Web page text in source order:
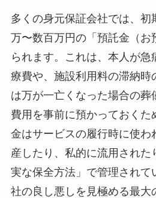
多くの身元保証会社では、初
万〜数百万円の「預託金（お
られます。これは、本人が
療費や、施設利用料の滞納時
は万が一亡くなった場合の葬
費用を事前に預かっておくた
金はサービスの履行時に使わ
産したり、私的に流用された
実な保全方法」で管理されて
社の良し悪しを見極める最大